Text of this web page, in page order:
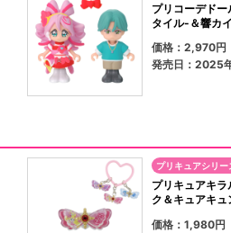
プリコーデド
タイル-＆響カ
価格：2,970円
発売日：2025
プリキュアシリー
プリキュアキ
ク＆キュアキュ
価格：1,980円